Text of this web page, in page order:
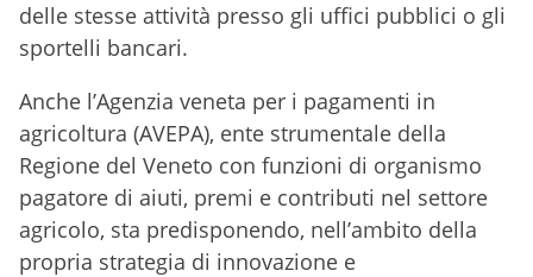
delle stesse attività presso gli uffici pubblici o gli
sportelli bancari.
Anche l’Agenzia veneta per i pagamenti in
agricoltura (AVEPA), ente strumentale della
Regione del Veneto con funzioni di organismo
pagatore di aiuti, premi e contributi nel settore
agricolo, sta predisponendo, nell’ambito della
propria strategia di innovazione e